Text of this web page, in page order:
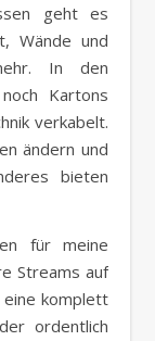
geht es
Wände und
In den
Kartons
verkabelt.
ändern und
bieten
für meine
Streams auf
eine komplett
ordentlich